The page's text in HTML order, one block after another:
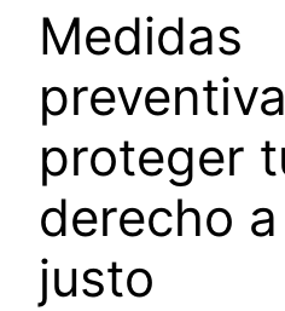
Medidas
proteger
derecho
justo